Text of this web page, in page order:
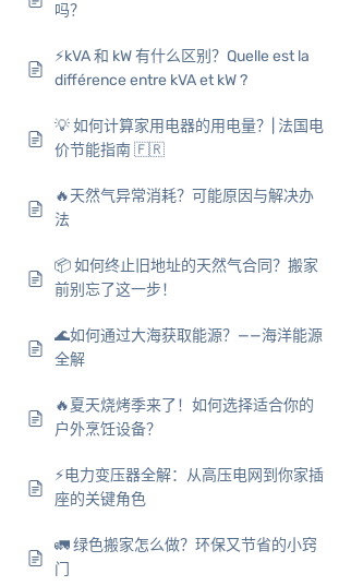
吗？
⚡kVA 和 kW 有什么区别？Quelle est la
différence entre kVA et kW ?
💡 如何计算家用电器的用电量？| 法国电
价节能指南 🇫🇷
🔥天然气异常消耗？可能原因与解决办
法
📦 如何终止旧地址的天然气合同？搬家
前别忘了这一步！
🌊如何通过大海获取能源？——海洋能源
全解
🔥夏天烧烤季来了！如何选择适合你的
户外烹饪设备？
⚡电力变压器全解：从高压电网到你家插
座的关键角色
🚛 绿色搬家怎么做？环保又节省的小窍
门